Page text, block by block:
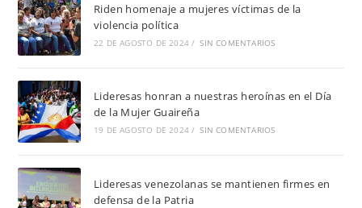
Riden homenaje a mujeres víctimas de la
violencia política
22 DE AGOSTO DE 2024 / SIN COMENTARIOS
Lideresas honran a nuestras heroínas en el Día
de la Mujer Guaireña
19 DE AGOSTO DE 2024 / SIN COMENTARIOS
Lideresas venezolanas se mantienen firmes en
defensa de la Patria